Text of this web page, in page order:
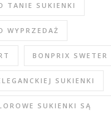
TANIE SUKIENKI
WYPRZEDAŻ
BONPRIX SWETER
SUKIENKI
SUKIENKI SĄ